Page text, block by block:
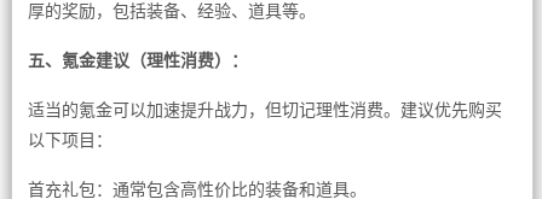
厚的奖励，包括装备、经验、道具等。
五、氪金建议（理性消费）：
适当的氪金可以加速提升战力，但切记理性消费。建议优先购买
以下项目：
首充礼包：通常包含高性价比的装备和道具。